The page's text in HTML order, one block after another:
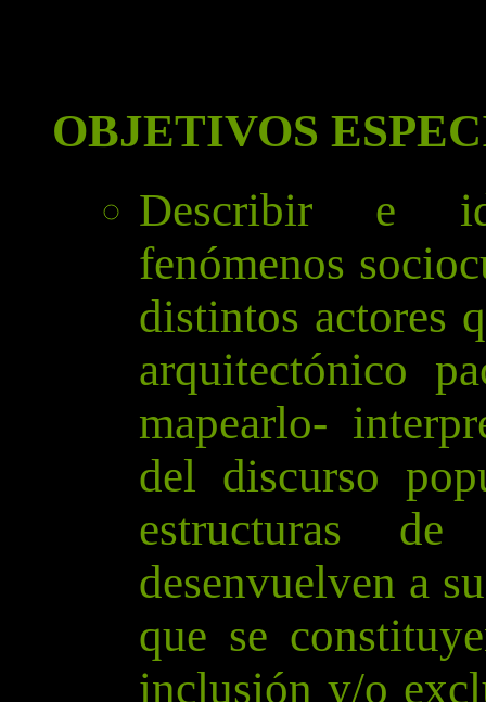
OBJETIVOS
Describir e
fenómenos
distintos actores
arquitectónico
mapearlo-
del discurso
estructuras
desenvuelven a
que se
inclusión y/o